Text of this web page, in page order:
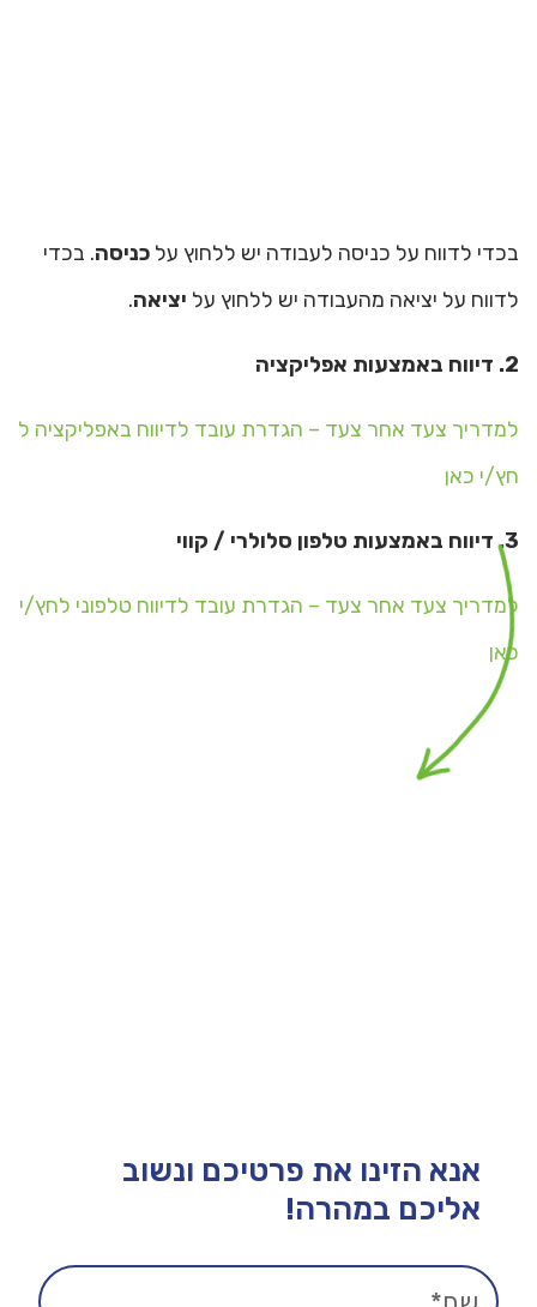
בכדי לדווח על כניסה לעבודה יש ללחוץ על כניסה. בכדי
לדווח על יציאה מהעבודה יש ללחוץ על יציאה.
2. דיווח באמצעות אפליקציה
למדריך צעד אחר צעד – הגדרת עובד לדיווח באפליקציה ל
חץ/י כאן
3. דיווח באמצעות טלפון סלולרי / קווי
למדריך צעד אחר צעד – הגדרת עובד לדיווח טלפוני לחץ/י
כאן
אנא הזינו את פרטיכם ונשוב
אליכם במהרה!​​​​​​​​​​​​​​